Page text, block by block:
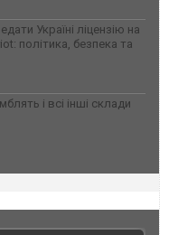
Україні ліцензію на
політика, безпека та
і всі інші склади